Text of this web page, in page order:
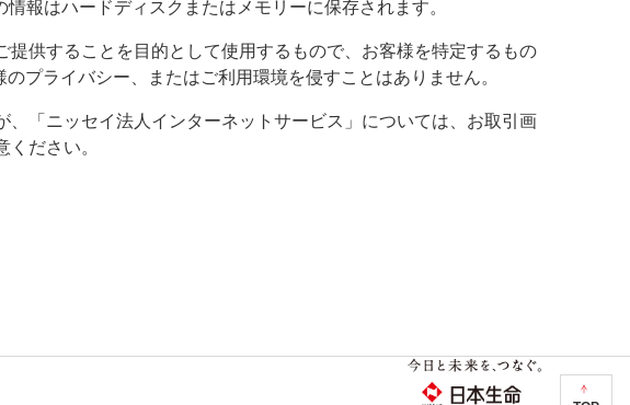
報はハードディスクまたはメモリーに保存されます。
供することを目的として使用するもので、お客様を特定するもの
プライバシー、またはご利用環境を侵すことはありません。
「ニッセイ法人インターネットサービス」については、お取引画
ださい。